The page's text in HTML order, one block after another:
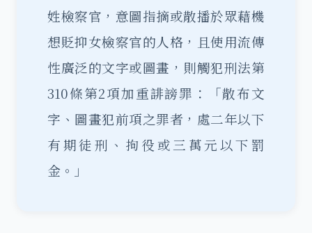
姓檢察官，意圖指摘或散播於眾藉機
想貶抑女檢察官的人格，且使用流傳
性廣泛的文字或圖畫，則觸犯刑法第
310條第2項加重誹謗罪 ：「散布文
字、圖畫犯前項之罪者，處二年以下
有期徒刑、拘役或三萬元以下罰
金。」